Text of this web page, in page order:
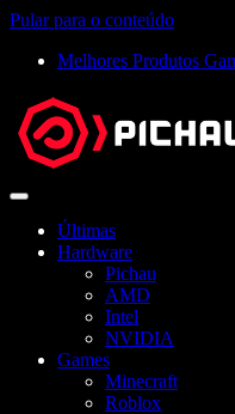
Pular para o conteúdo
Melhores Produtos
Abrir
Últimas
Hardware
Pichau
AMD
Intel
NVIDIA
Games
Minecraft
Roblox